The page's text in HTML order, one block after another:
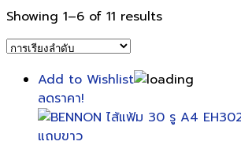
Showing 1–6 of 11 results
Add to Wishlist
ลดราคา!